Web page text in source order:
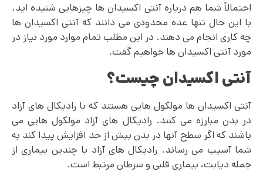
احتمالاً شما هم درباره آنتی اکسیدان ها چیزهایی شنیده اید.
با این حال تنها عده محدودی می دانند که آنتی اکسیدان ها
چه کاری انجام می دهند. در این مطلب تمام موارد مورد نیاز در
مورد آنتی اکسیدان ها خواهیم گفت.
آنتی اکسیدان چیست؟
آنتی اکسیدان ها مولکول هایی هستند که با رادیکال های آزاد
در بدن مبارزه می کنند. رادیکال های آزاد مولکول هایی می
باشند که اگر سطح آنها در بدن بیش از حد افزایش پیدا کند به
شما آسیب می رساند. رادیکال های آزاد با چندین بیماری از
جمله دیابت، بیماری قلبی و سرطان مرتبط است.